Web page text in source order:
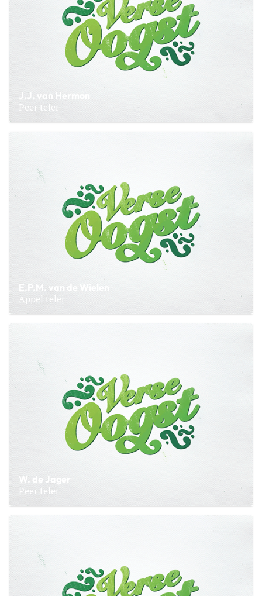
J.J. van Hermon
Peer teler
E.P.M. van de Wielen
Appel teler
W. de Jager
Peer teler